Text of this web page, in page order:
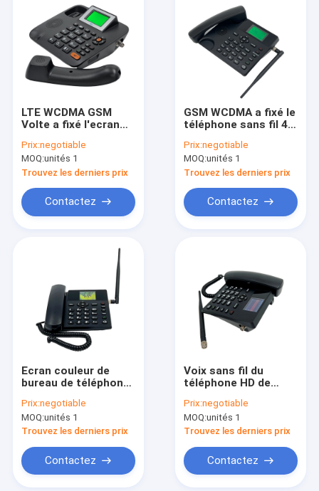
LTE WCDMA GSM
Volte a fixé l'ecran
téléphone
Prix:negotiable
MOQ:unités 1
Trouvez les derniers prix
Contactez
GSM WCDMA a fixé le
téléphone sans fil 4G
point névralgique 2G
3G de Volte de WIFI
Prix:negotiable
MOQ:unités 1
Trouvez les derniers prix
Contactez
Ecran couleur de
bureau de téléphone
SIM Card
Prix:negotiable
MOQ:unités 1
Trouvez les derniers prix
Contactez
Voix sans fil du
téléphone HD de
l'Intérieur de
Bluetooth 4,0
Prix:negotiable
MOQ:unités 1
Trouvez les derniers prix
Contactez